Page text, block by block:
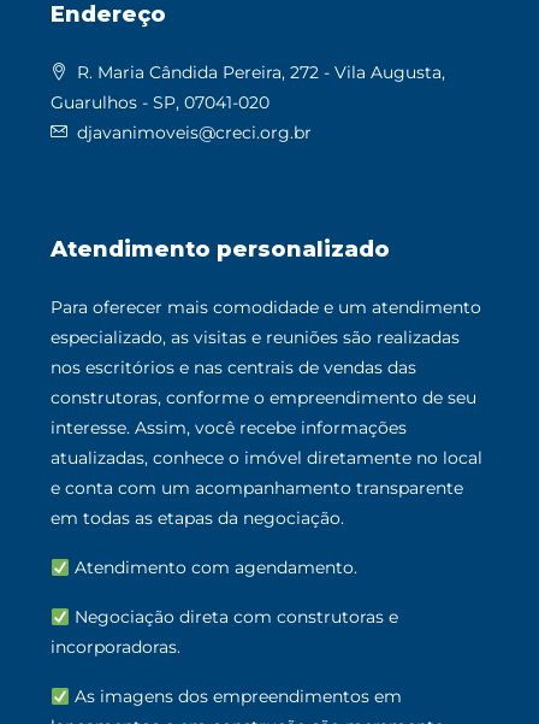
Endereço
R. Maria Cândida Pereira, 272 - Vila Augusta,
Guarulhos - SP, 07041-020
djavanimoveis@creci.org.br
Atendimento personalizado
Para oferecer mais comodidade e um atendimento
especializado, as visitas e reuniões são realizadas
nos escritórios e nas centrais de vendas das
construtoras, conforme o empreendimento de seu
interesse. Assim, você recebe informações
atualizadas, conhece o imóvel diretamente no local
e conta com um acompanhamento transparente
em todas as etapas da negociação.
Atendimento com agendamento.
Negociação direta com construtoras e
incorporadoras.
As imagens dos empreendimentos em